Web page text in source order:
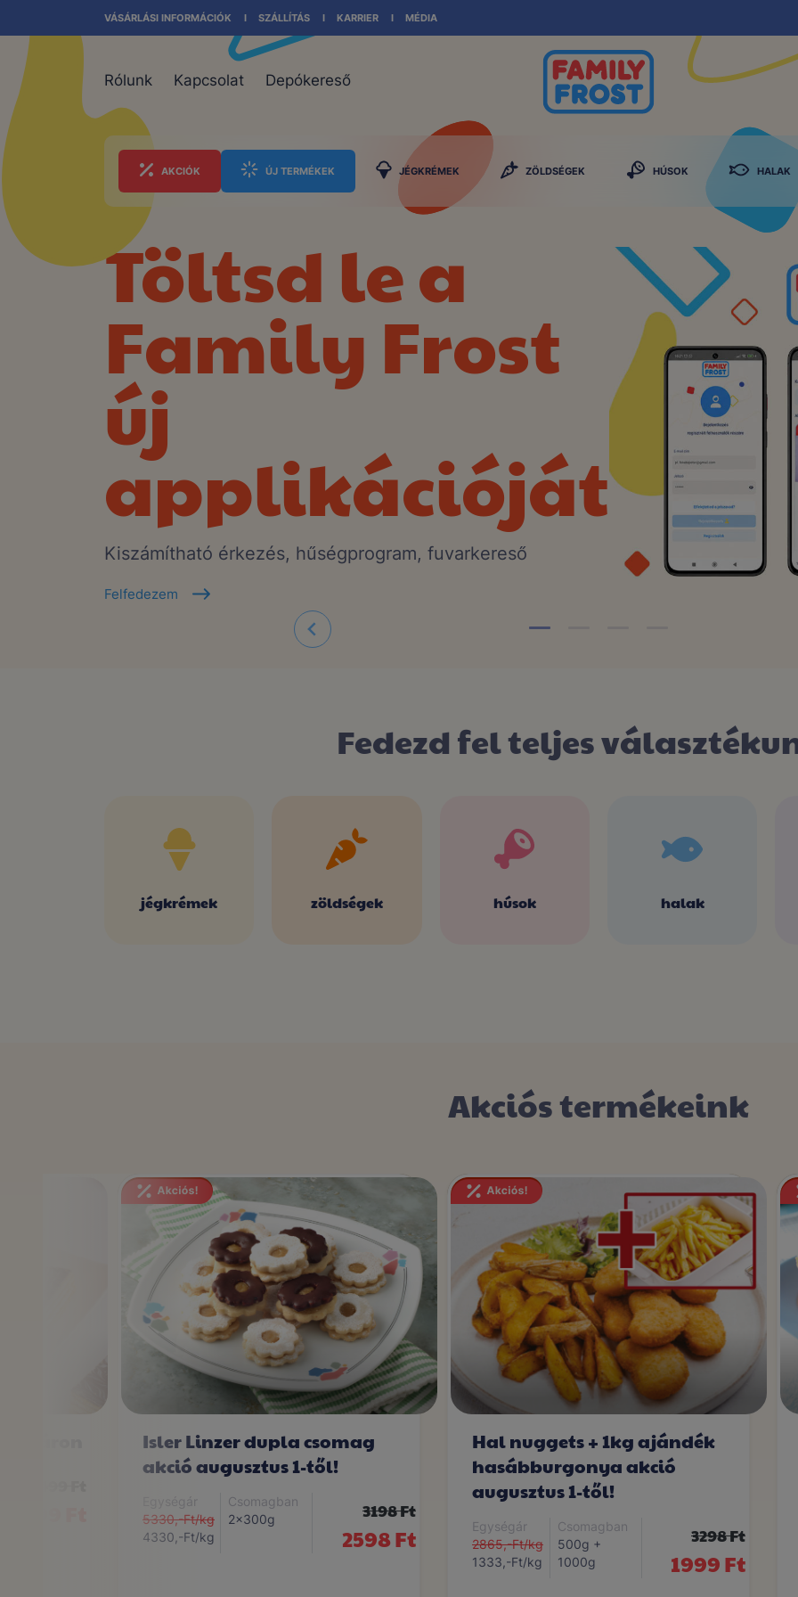
VÁSÁRLÁSI INFORMÁCIÓK SZÁLLÍTÁS KARRIER MÉDIA
Rólunk Kapcsolat Depókereső
AKCIÓK ÚJ TERMÉKEK JÉGKRÉMEK ZÖLDSÉGEK HÚSOK HALAK
Töltsd le a
Family Frost
új
applikációját
Kiszámítható érkezés, hűségprogram, fuvarkereső
Felfedezem
Fedezd fel teljes
jégkrémek zöldségek húsok halak
Akciós termékeink
Isler Linzer dupla csomag
akció augusztus 1-től!
5330,-Ft/kg
4330,-Ft/kg
Csomagban
2x300g
3198 Ft
2598 Ft
Hal nuggets + 1kg ajándék
hasábburgonya akció
augusztus 1-től!
Egységár
2865,-Ft/kg
1333,-Ft/kg
Csomagban
500g +
1000g
3298 Ft
1999 Ft